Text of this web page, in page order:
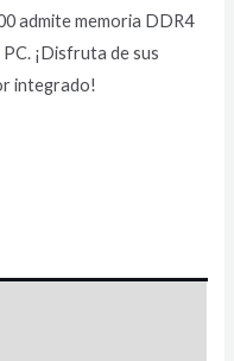
admite memoria DDR4
¡Disfruta de sus
integrado!